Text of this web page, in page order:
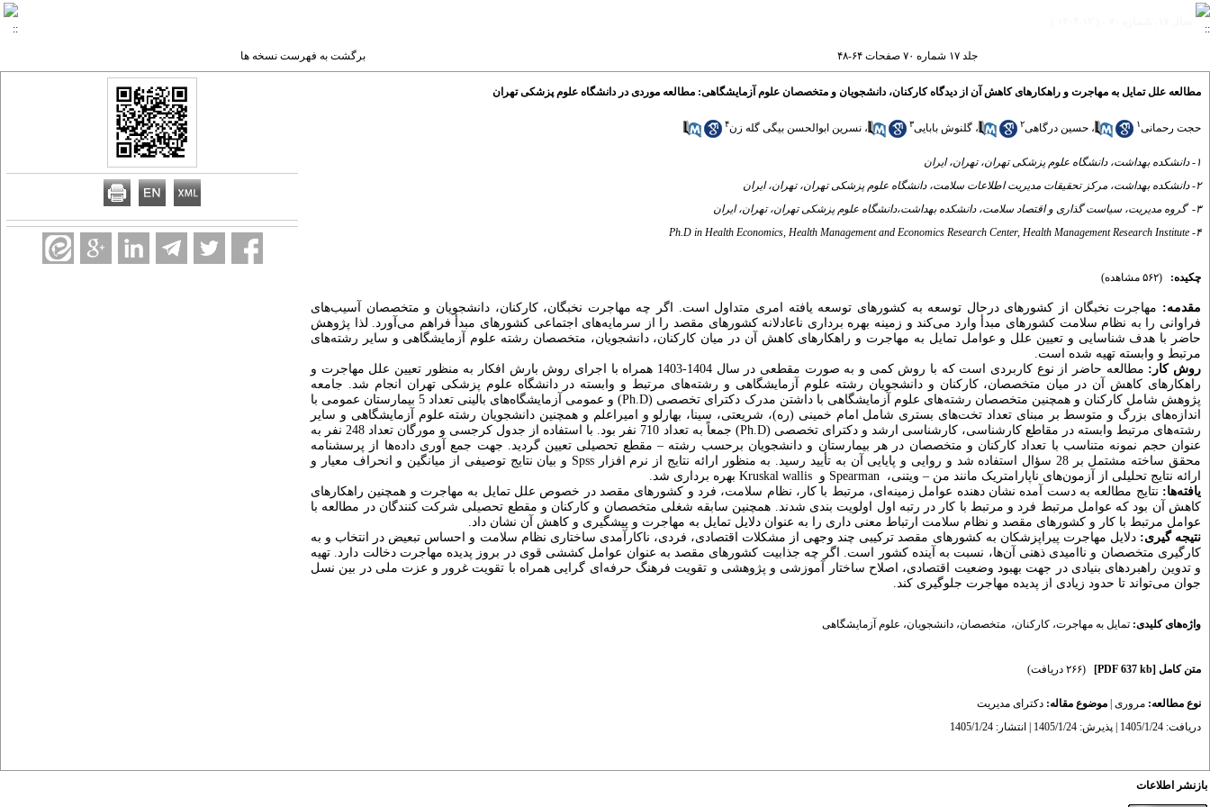
جلد ۱۷ شماره ۷۰ صفحات ۶۴-۴۸ برگشت به فهرست نسخه ها
مطالعه علل تمایل به مهاجرت و راهکارهای کاهش آن از دیدگاه کارکنان، دانشجویان و متخصصان علوم آزمایشگاهی: مطالعه موردی در دانشگاه علوم پزشکی تهران
حجت رحمانی۱ ، حسین درگاهی۲ ، گلنوش بابایی۳ ، نسرین ابوالحسن بیگی گله زن۴
۱- دانشکده بهداشت، دانشگاه علوم پزشکی تهران، تهران، ایران
۲- دانشکده بهداشت، مرکز تحقیقات مدیریت اطلاعات سلامت، دانشگاه علوم پزشکی تهران، تهران، ایران
۳- ‌ گروه مدیریت، سیاست گذاری و اقتصاد سلامت، دانشکده بهداشت،دانشگاه علوم پزشکی تهران، تهران، ایران
۴- Ph.D in Health Economics, Health Management and Economics Research Center, Health Management Research Institute
چکیده: (۵۶۲ مشاهده)
مقدمه: مهاجرت نخبگان از کشورهای درحال توسعه به کشورهای توسعه یافته امری متداول است. اگر چه مهاجرت نخبگان، کارکنان، ‌دانشجویان و متخصصان آسیب‌های
فراوانی را به نظام سلامت کشورهای مبدأ وارد می‌کند و زمینه بهره برداری ناعادلانه کشورهای مقصد را از سرمایه‌های اجتماعی کشورهای مبدأ فراهم می‌آورد. لذا پژوهش
حاضر با هدف شناسایی و تعیین علل و عوامل تمایل به مهاجرت و راهکارهای کاهش آن در میان کارکنان، ‌دانشجویان، متخصصان رشته علوم آزمایشگاهی و سایر رشته‌های
مرتبط و وابسته تهیه شده است.
روش کار:
مطالعه حاضر از نوع کاربردی است که با روش کمی و به صورت مقطعی در سال 1404-1403 همراه با اجرای روش بارش افکار به منظور تعیین علل مهاجرت و
راهکارهای کاهش آن در میان متخصصان، کارکنان و دانشجویان رشته علوم آزمایشگاهی و رشته‌های مرتبط و وابسته در دانشگاه علوم پزشکی تهران انجام شد. جامعه
پژوهش شامل کارکنان و همچنین متخصصان رشته‌های علوم آزمایشگاهی با داشتن مدرک دکترای تخصصی (Ph.D)
و عمومی آزمایشگاه‌های بالینی تعداد 5 بیمارستان عمومی با
اندازه‌های بزرگ و متوسط بر مبنای تعداد تخت‌های بستری شامل امام خمینی (ره)، شریعتی، سینا، بهارلو و امیراعلم و همچنین دانشجویان رشته علوم آزمایشگاهی و سایر
رشته‌های مرتبط وابسته در مقاطع کارشناسی، کارشناسی ارشد و دکترای تخصصی (Ph.D)
جمعاً به تعداد 710 نفر بود. با استفاده از جدول کرجسی و مورگان تعداد 248 نفر به
عنوان حجم نمونه متناسب با تعداد کارکنان و متخصصان در هر بیمارستان و دانشجویان برحسب رشته –مقطع تحصیلی تعیین گردید. جهت جمع آوری داده‌ها از پرسشنامه
محقق ساخته مشتمل بر 28 سؤال استفاده شد و روایی و پایایی آن به تأیید رسید. به منظور ارائه نتایج از نرم افزار
Spss و بیان نتایج توصیفی از میانگین و انحراف معیار و
ارائه نتایج تحلیلی از آزمون‌های ناپارامتریک مانند من – ویتنی، Spearman و Kruskal wallis بهره برداری شد.
یافته‌ها: نتایج مطالعه به دست آمده نشان دهنده عوامل زمینه‌ای، مرتبط با کار، نظام سلامت، فرد و کشورهای مقصد در خصوص علل تمایل به مهاجرت و همچنین راهکارهای
کاهش آن بود که عوامل مرتبط فرد و مرتبط با کار در رتبه اول اولویت بندی شدند. همچنین سابقه شغلی متخصصان و کارکنان و مقطع تحصیلی شرکت کنندگان در مطالعه با
عوامل مرتبط با کار و کشورهای مقصد و نظام سلامت ارتباط معنی داری را به عنوان دلایل تمایل به مهاجرت و پیشگیری و کاهش آن نشان داد.
نتیجه گیری: دلایل مهاجرت پیراپزشکان به کشورهای مقصد ترکیبی چند وجهی از مشکلات اقتصادی، فردی، ناکارآمدی ساختاری نظام سلامت و احساس تبعیض در انتخاب و به
کارگیری متخصصان و ناامیدی ذهنی آن‌ها، نسبت به آینده کشور است. اگر چه جذابیت کشورهای مقصد به عنوان عوامل کششی قوی در بروز پدیده مهاجرت دخالت دارد. تهیه
و تدوین راهبردهای بنیادی در جهت بهبود وضعیت اقتصادی، اصلاح ساختار آموزشی و پژوهشی و تقویت فرهنگ حرفه‌ای گرایی همراه با تقویت غرور و عزت ملی در بین نسل
جوان می‌تواند تا حدود زیادی از پدیده مهاجرت جلوگیری کند.
واژه‌های کلیدی: تمایل به مهاجرت، کارکنان، ‌ متخصصان، دانشجویان، علوم آزمایشگاهی
متن کامل [PDF 637 kb] (۲۶۶ دریافت)
نوع مطالعه: مروری موضوع مقاله: دکترای مدیریت
دریافت: 1405/1/24 | پذیرش: 1405/1/24 | انتشار: 1405/1/24
بازنشر اطلاعات